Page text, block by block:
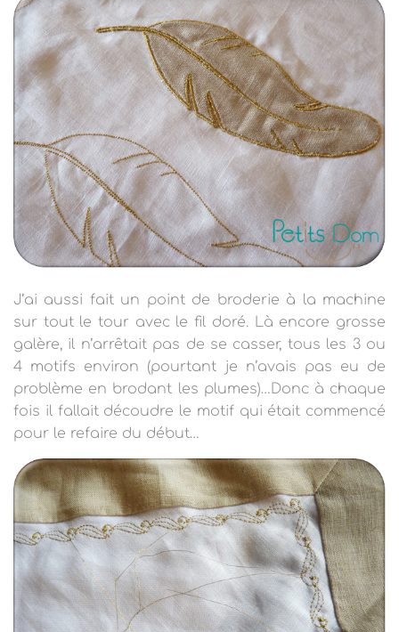
J’ai aussi fait un point de broderie à la machine
sur tout le tour avec le fil doré. Là encore grosse
galère, il n’arrêtait pas de se casser, tous les 3 ou
4 motifs environ (pourtant je n’avais pas eu de
problème en brodant les plumes)…Donc à chaque
fois il fallait découdre le motif qui était commencé
pour le refaire du début…